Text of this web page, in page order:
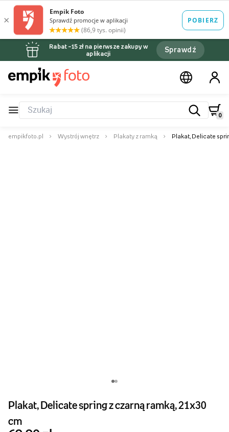
Rabat –15 zł na pierwsze zakupy w
aplikacji
Sprawdź
0
empikfoto.pl Wystrój wnętrz Plakaty z ramką Plakat, Delicate